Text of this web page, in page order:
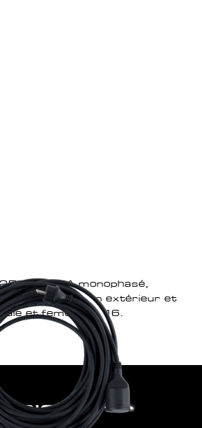
de 16A monophasé,
utilisable en extérieur et
et femelle PC16.